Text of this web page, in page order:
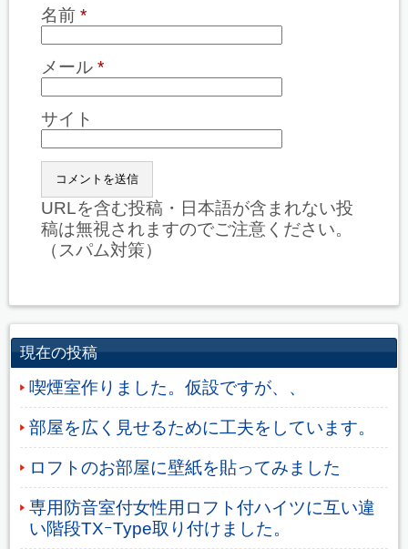
名前 *
メール *
サイト
URLを含む投稿・日本語が含まれない投
稿は無視されますのでご注意ください。
（スパム対策）
現在の投稿
喫煙室作りました。仮設ですが、、
部屋を広く見せるために工夫をしています。
ロフトのお部屋に壁紙を貼ってみました
専用防音室付女性用ロフト付ハイツに互い違
い階段TXｰType取り付けました。